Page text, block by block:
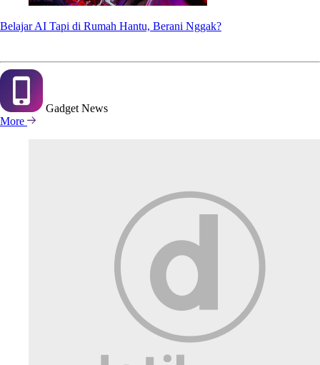
Belajar AI Tapi di Rumah Hantu, Berani Nggak?
Gadget News
More